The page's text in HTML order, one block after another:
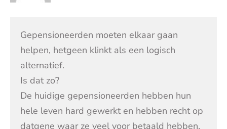
Gepensioneerden moeten elkaar gaan
helpen, hetgeen klinkt als een logisch
alternatief.
Is dat zo?
De huidige gepensioneerden hebben hun
hele leven hard gewerkt en hebben recht op
datgene waar ze veel voor betaald hebben.